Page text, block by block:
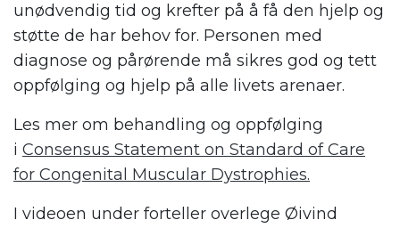
unødvendig tid og krefter på å få den hjelp og
støtte de har behov for. Personen med
diagnose og pårørende må sikres god og tett
oppfølging og hjelp på alle livets arenaer.
Les mer om behandling og oppfølging
i Consensus Statement on Standard of Care
for Congenital Muscular Dystrophies.
I videoen under forteller overlege Øivind